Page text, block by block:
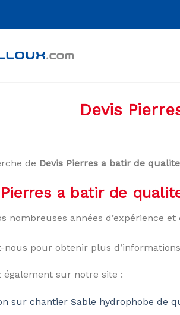
Devis
de Devis Pierres a batir de
a batir de
nombreuses années d’expérience
nous pour obtenir plus
également sur notre site :
sur chantier Sable hydrophobe de